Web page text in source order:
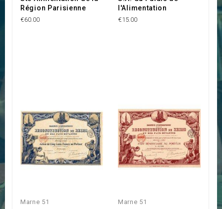
Région Parisienne
€60.00
l'Alimentation
€15.00
Marne 51 Marne 51